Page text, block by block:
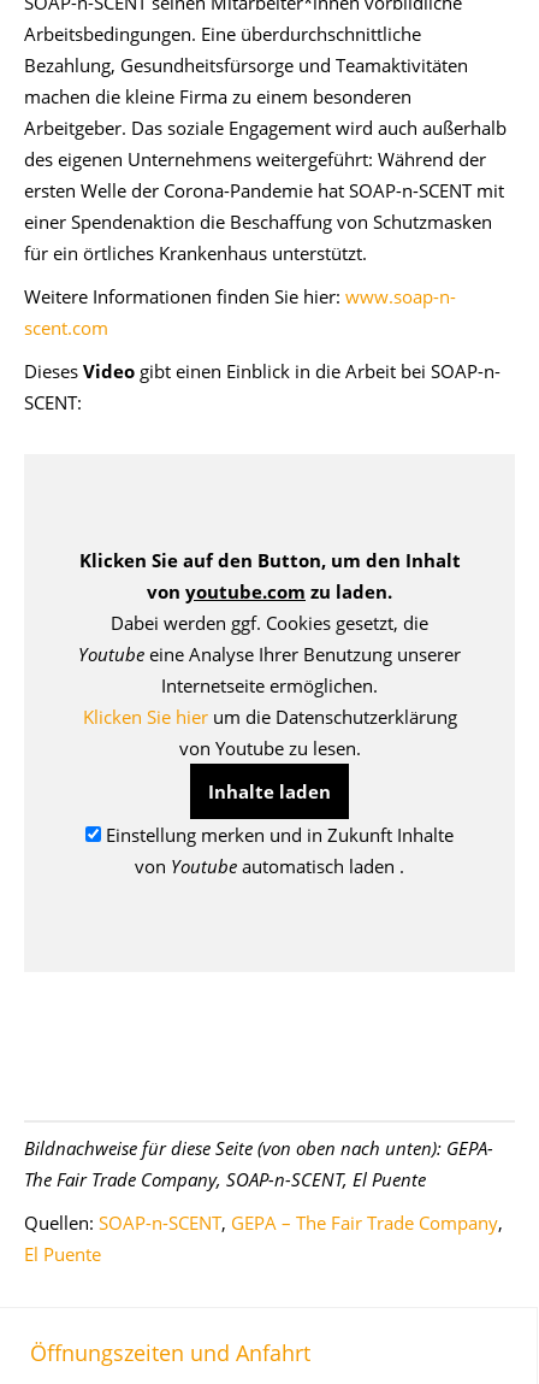
Arbeitsbedingungen. Eine überdurchschnittliche
Bezahlung, Gesundheitsfürsorge und Teamaktivitäten
machen die kleine Firma zu einem besonderen
Arbeitgeber. Das soziale Engagement wird auch außerhalb
des eigenen Unternehmens weitergeführt: Während der
ersten Welle der Corona-Pandemie hat SOAP-n-SCENT mit
einer Spendenaktion die Beschaffung von Schutzmasken
für ein örtliches Krankenhaus unterstützt.
Weitere Informationen finden Sie hier: www.soap-n-
scent.com
Dieses Video gibt einen Einblick in die Arbeit bei SOAP-n-
SCENT:
Klicken Sie auf den Button, um den Inhalt
von youtube.com zu laden.
Dabei werden ggf. Cookies gesetzt, die
Youtube eine Analyse Ihrer Benutzung unserer
Internetseite ermöglichen.
Klicken Sie hierum die Datenschutzerklärung
von Youtube zu lesen.
Inhalte laden
Einstellung merken und in Zukunft Inhalte
von Youtube automatisch laden .
Bildnachweise für diese Seite (von oben nach unten): GEPA-
The Fair Trade Company, SOAP-n-SCENT, El Puente
Quellen: SOAP-n-SCENT, GEPA – The Fair Trade Company,
El Puente
Öffnungszeiten und Anfahrt